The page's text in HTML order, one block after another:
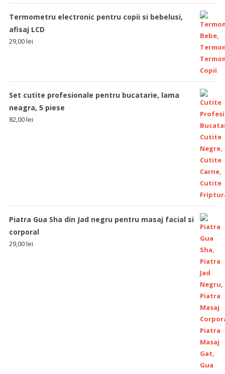
Termometru electronic pentru copii si bebelusi,
afisaj LCD
29,00lei
Set cutite profesionale pentru bucatarie, lama
neagra, 5 piese
82,00lei
Piatra Gua Sha din Jad negru pentru masaj facial si
corporal
29,00lei